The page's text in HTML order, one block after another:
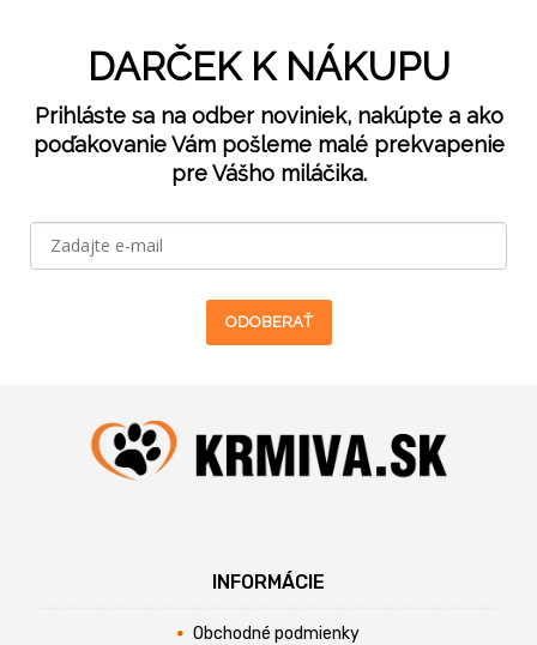
DARČEK K NÁKUPU
Prihláste sa na odber noviniek, nakúpte a ako
poďakovanie Vám pošleme malé prekvapenie
pre Vášho miláčika.
ODOBERAŤ
INFORMÁCIE
Obchodné podmienky